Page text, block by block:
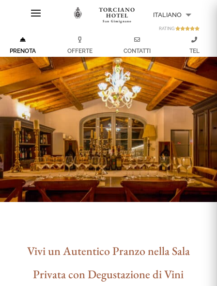
TORCIANO
HOTEL
San Gimignano
ITALIANO
RATING
PRENOTA OFFERTE CONTATTI TEL
Vivi un Autentico Pranzo nella Sala
Privata con Degustazione di Vini